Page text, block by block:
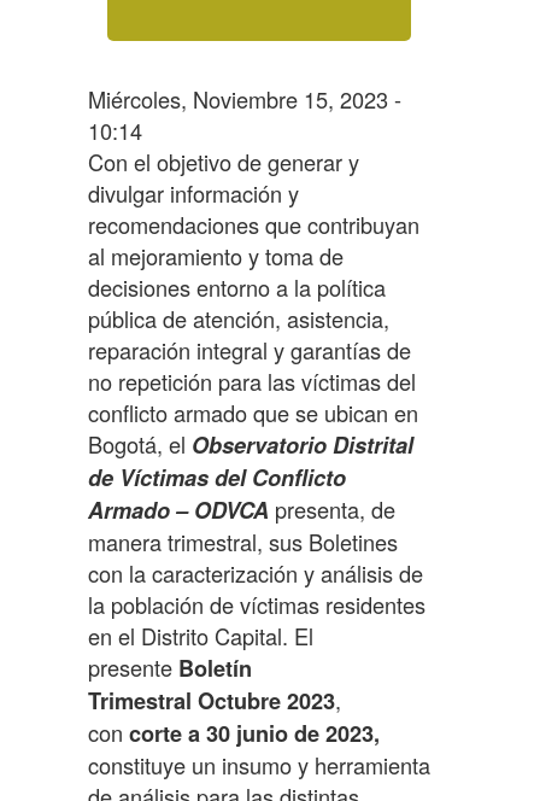
Miércoles, Noviembre 15, 2023 -
10:14
Con el objetivo de generar y
divulgar información y
recomendaciones que contribuyan
al mejoramiento y toma de
decisiones entorno a la política
pública de atención, asistencia,
reparación integral y garantías de
no repetición para las víctimas del
conflicto armado que se ubican en
Bogotá, el Observatorio Distrital
de Víctimas del Conflicto
Armado – ODVCA presenta, de
manera trimestral, sus Boletines
con la caracterización y análisis de
la población de víctimas residentes
en el Distrito Capital. El
presente Boletín
Trimestral Octubre 2023,
con corte a 30 junio de 2023,
constituye un insumo y herramienta